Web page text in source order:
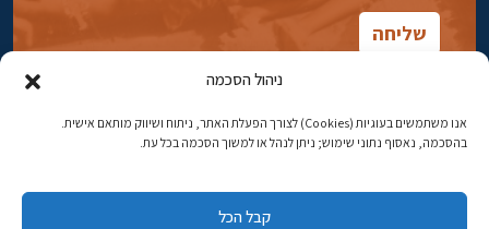
ניהול הסכמה
אנו משתמשים בעוגיות (Cookies) לצורך הפעלת האתר, ניתוח ושיווק מותאם אישית.
בהסכמה, נאסוף נתוני שימוש; ניתן לנהל או למשוך הסכמה בכל עת.
קבל הכל
אבן גבירול 14, רחביה, ירושלים
טלפון:02-5398869